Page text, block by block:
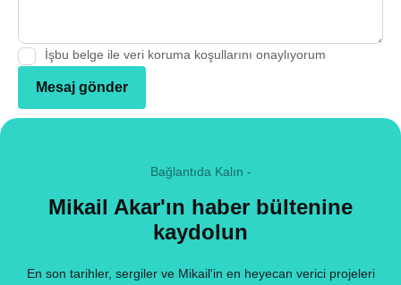
İşbu belge ile veri koruma koşullarını onaylıyorum
Mesaj gönder
Bağlantıda Kalın -
Mikail Akar'ın haber bültenine
kaydolun
En son tarihler, sergiler ve Mikail'in en heyecan verici projeleri